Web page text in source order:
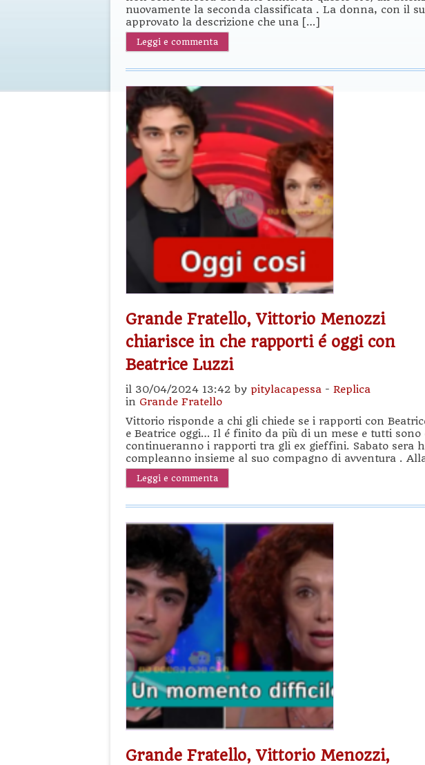
nuovamente la seconda classificata . La donna, con il
approvato la descrizione che una […]
Leggi e commenta
Grande Fratello, Vittorio Menozzi
chiarisce in che rapporti é oggi con
Beatrice Luzzi
il 30/04/2024 13:42 by pitylacapessa - Replica
in Grande Fratello
Vittorio risponde a chi gli chiede se i rapporti con
e Beatrice oggi… Il é finito da più di un mese e tutti sono
continueranno i rapporti tra gli ex gieffini. Sabato sera
compleanno insieme al suo compagno di avventura .
Leggi e commenta
Grande Fratello, Vittorio Menozzi,